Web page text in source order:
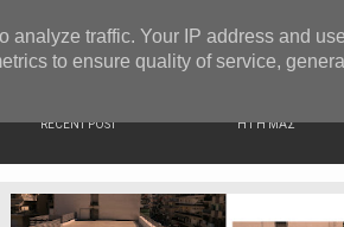
RECENT POST Η ΓΗ ΜΑΣ
analyze traffic. Your IP address and
to ensure quality of service,